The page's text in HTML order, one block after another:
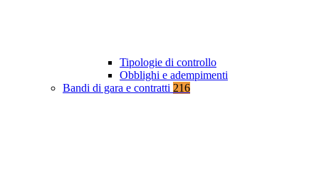
Tipologie di controllo
Obblighi e adempimenti
Bandi di gara e contratti 216